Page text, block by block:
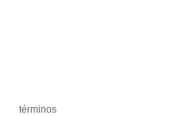
términos
términos